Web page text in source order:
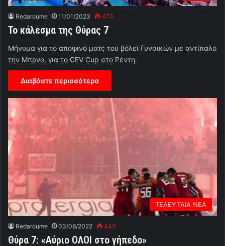
Redaroume 11/01/2023 470
Το κάλεσμα της Θύρας 7
Μήνυμα για το αποψινό ματς του βόλεϊ Γυναικών με αντίπαλο
την Μπρνο, για το CEV Cup στο Ρέντη.
Διαβάστε περισσότερα
ΤΕΛΕΥΤΑΙΑ ΝΕΑ
Redaroume 03/08/2022 443
Θύρα 7: «Αύριο ΟΛΟΙ στο γήπεδο»